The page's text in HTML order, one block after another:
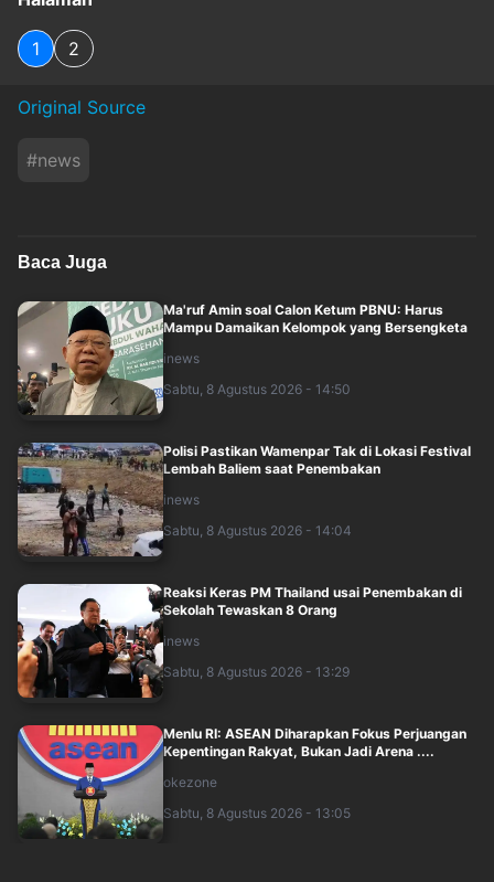
1 2
Original Source
#news
Baca Juga
Ma'ruf Amin soal Calon Ketum PBNU: Harus
Mampu Damaikan Kelompok yang Bersengketa
inews
Sabtu, 8 Agustus 2026 - 14:50
Polisi Pastikan Wamenpar Tak di Lokasi Festival
Lembah Baliem saat Penembakan
inews
Sabtu, 8 Agustus 2026 - 14:04
Reaksi Keras PM Thailand usai Penembakan di
Sekolah Tewaskan 8 Orang
inews
Sabtu, 8 Agustus 2026 - 13:29
Menlu RI: ASEAN Diharapkan Fokus Perjuangan
Kepentingan Rakyat, Bukan Jadi Arena ....
okezone
Sabtu, 8 Agustus 2026 - 13:05